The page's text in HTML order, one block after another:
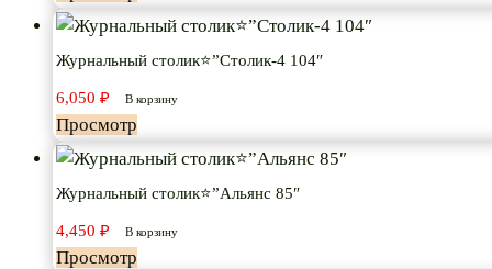
Журнальный столик⭐”Столик-4 104″
6,050 ₽ В корзину
Просмотр
Журнальный столик⭐”Альянс 85″
4,450 ₽ В корзину
Просмотр